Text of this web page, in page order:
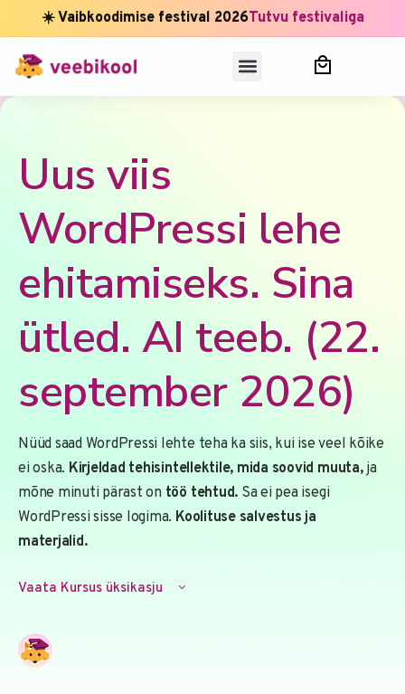
☀️ Vaibkoodimise festival 2026Tutvu festivaliga
,
Uus viis
WordPressi lehe
ehitamiseks. Sina
ütled. AI teeb. (22.
september 2026)
Nüüd saad WordPressi lehte teha ka siis, kui ise veel kõike
ei oska. Kirjeldad tehisintellektile, mida soovid muuta,ja
mõne minuti pärast on töö tehtud. Sa ei pea isegi
WordPressi sisse logima. Koolituse salvestus ja
materjalid.
Vaata Kursus üksikasju